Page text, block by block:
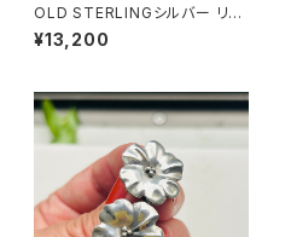
OLD STERLINGシルバー リー
フイヤリング
¥13,200